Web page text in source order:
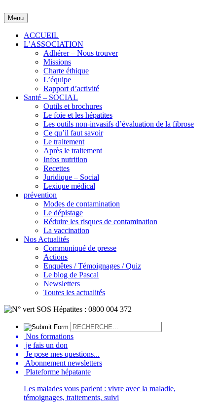
to
content
Menu
ACCUEIL
L’ASSOCIATION
Adhérer – Nous trouver
Missions
Charte éthique
L’équipe
Rapport d’activité
Santé – SOCIAL
Outils et brochures
Le foie et les hépatites
Les outils non-invasifs d’évaluation de la fibrose
Ce qu’il faut savoir
Le traitement
Après le traitement
Infos nutrition
Recettes
Juridique – Social
Lexique médical
prévention
Modes de contamination
Le dépistage
Réduire les risques de contamination
La vaccination
Nos Actualités
Communiqué de presse
Actions
Enquêtes / Témoignages / Quiz
Le blog de Pascal
Newsletters
Toutes les actualités
Nos formations
je fais un don
Je pose mes questions...
Abonnement newsletters
Plateforme hépatante
Les malades vous parlent : vivre avec la maladie,
témoignages, traitements, suivi